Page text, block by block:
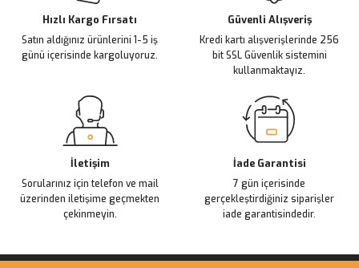
Ürün fiyatı diğer sitelerden daha pahalı.
Bu ürüne benzer farklı alternatifler olmalı.
Hızlı Kargo Fırsatı
Satın aldığınız ürünlerini 1-5 iş
günü içerisinde kargoluyoruz.
Güvenli Alışveriş
Kredi kartı alışverişlerinde 256
bit SSL Güvenlik sistemini
kullanmaktayız.
İletişim
Sorularınız için telefon ve mail
üzerinden iletişime geçmekten
çekinmeyin.
İade Garantisi
7 gün içerisinde
gerçekleştirdiğiniz siparişler
iade garantisindedir.